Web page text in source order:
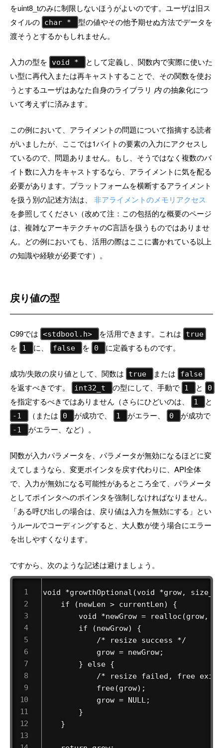
をuint8_tのみに制限しないほうがよいのです。ユーザは旧ス
タイルの char *
型の値やその他予期せぬ方法でデータを
渡そうとするかもしれません。
入力の型を void *
として定義し、関数内で実際に使いた
い型に再代入または再キャストすることで、その関数を使お
うとするユーザはあなた自身のライブラリ 内の抽象化につ
いて考えずに済みます。
この例において、アライメントの問題について指摘する読者
がいましたが、ここでは1バイトの要素の入力にアクセスし
ているので、問題ありません。もし、そうではなく複数のバ
イト数に入力をキャストするなら、アライメントに気を配る
必要があります。プラットフォームを横断するアライメント
を扱う別の記述方法は、 非アライメントのメモリアクセス
を参照してください（改めて注：この包括的な概要のページ
は、複雑なアーキテクチャのC言語を扱うものではありませ
ん。どの例においても、活用の際はここに書かれている以上
の知識や経験が必要です）。
戻り値の型
C99では <stdbool.h> を活用できます。これは true
を 1 に、 false を 0 に定義するものです。
成功/失敗の戻り値として、関数は true または false
を返すべきです。 int32_t の型にして、手動で 1 と 0
を指定するべきではありません（さらにひどいのは、 1 と
-1 （または 0 が成功で、 1 がエラー、 0 が成功で
-1 がエラー、など）。
関数が入力パラメータを、パラメータが無効になるほどに変
えてしまうなら、変更ポインタを戻す代わりに、API全体
で、入力が無効になる可能性があるところ全て、パラメータ
としてポインタへのポインタを強制しなければなりません。
「ある呼び出しの場合は、戻り値は入力を無効にする」とい
うルールでコーディングすると、大人数が使う場合にエラー
を出しやすくなります。
ですから、次のような記述は避けましょう。
void *growthOptional(void *grow, size_t
    if (newLen > currentLen) {
void *newGrow = realloc(grow,
        if (newGrow) {
            /* resize success */
            grow = newGrow;
        } else {
/* resize failed, free
            free(grow);
            grow = NULL;
        }
    }